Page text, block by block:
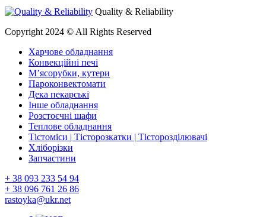
Quality & Reliability
Copyright 2024 © All Rights Reserved
Харчове обладнання
Конвекційні печі
М’ясорубки, кутери
Пароконвектомати
Дека пекарські
Інше обладнання
Розстоєчні шафи
Теплове обладнання
Тістоміси | Тісторозкатки | Тісторозділювачі
Хліборізки
Запчастини
+ 38 093 233 54 94
+ 38 096 761 26 86
rastoyka@ukr.net